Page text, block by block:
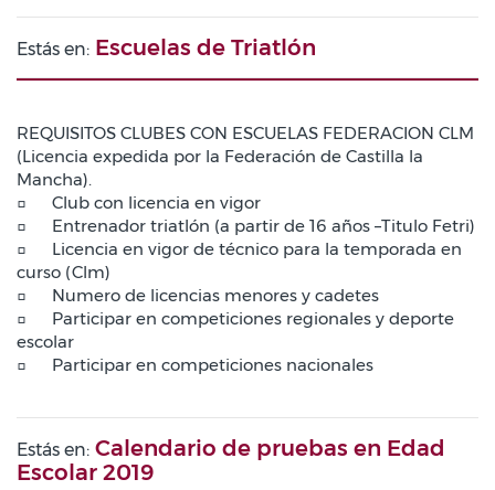
Estás en: Escuelas de Triatlón
REQUISITOS CLUBES CON ESCUELAS FEDERACION CLM
(Licencia expedida por la Federación de Castilla la
Mancha).
□
Club con licencia en vigor
□
Entrenador triatlón (a partir de 16 años –Titulo Fetri)
□
Licencia en vigor de técnico para la temporada en
curso (Clm)
□
Numero de licencias menores y cadetes
□
Participar en competiciones regionales y deporte
escolar
□
Participar en competiciones nacionales
Estás en: Calendario de pruebas en Edad
Escolar 2019